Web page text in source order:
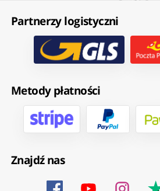
Partnerzy logistyczni
Metody płatności
Znajdź nas